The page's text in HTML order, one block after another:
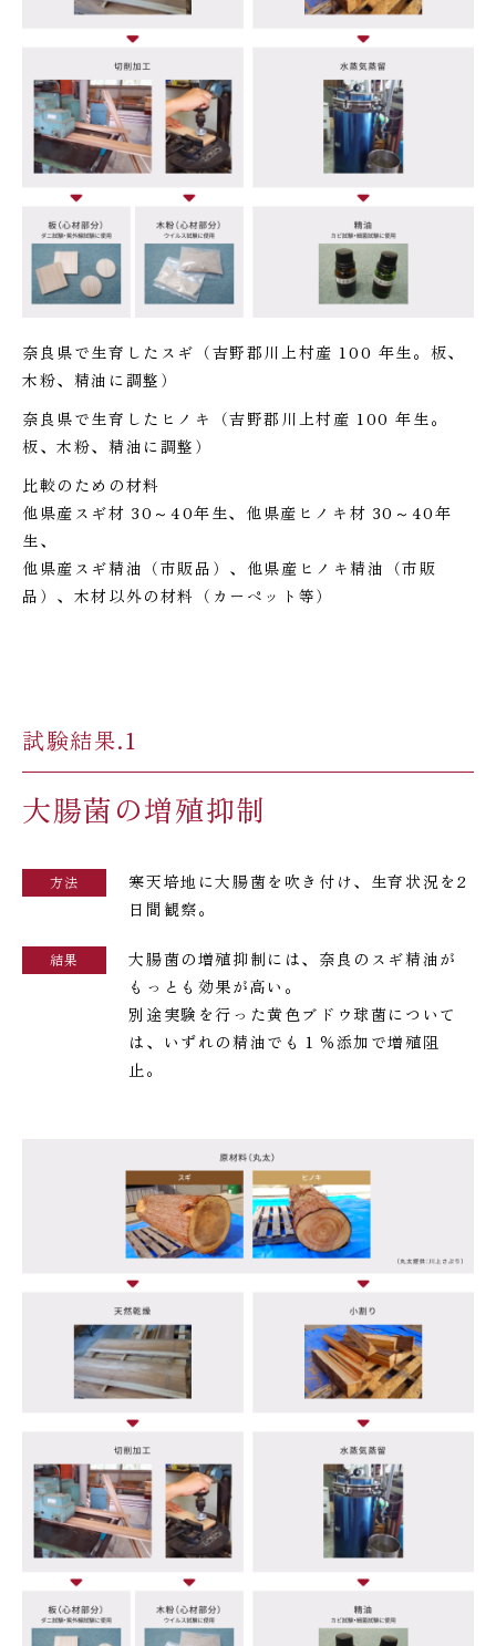
奈良県で生育したスギ（吉野郡川上村産 100 年生。板、
木粉、精油に調整）
奈良県で生育したヒノキ（吉野郡川上村産 100 年生。
板、木粉、精油に調整）
比較のための材料
他県産スギ材 30～40年生、他県産ヒノキ材 30～40年
生、
他県産スギ精油（市販品）、他県産ヒノキ精油（市販
品）、木材以外の材料（カーペット等）
試験結果.1
大腸菌の増殖抑制
方法
寒天培地に大腸菌を吹き付け、生育状況を2
日間観察。
結果
大腸菌の増殖抑制には、奈良のスギ精油が
もっとも効果が高い。
別途実験を行った黄色ブドウ球菌について
は、いずれの精油でも１％添加で増殖阻
止。